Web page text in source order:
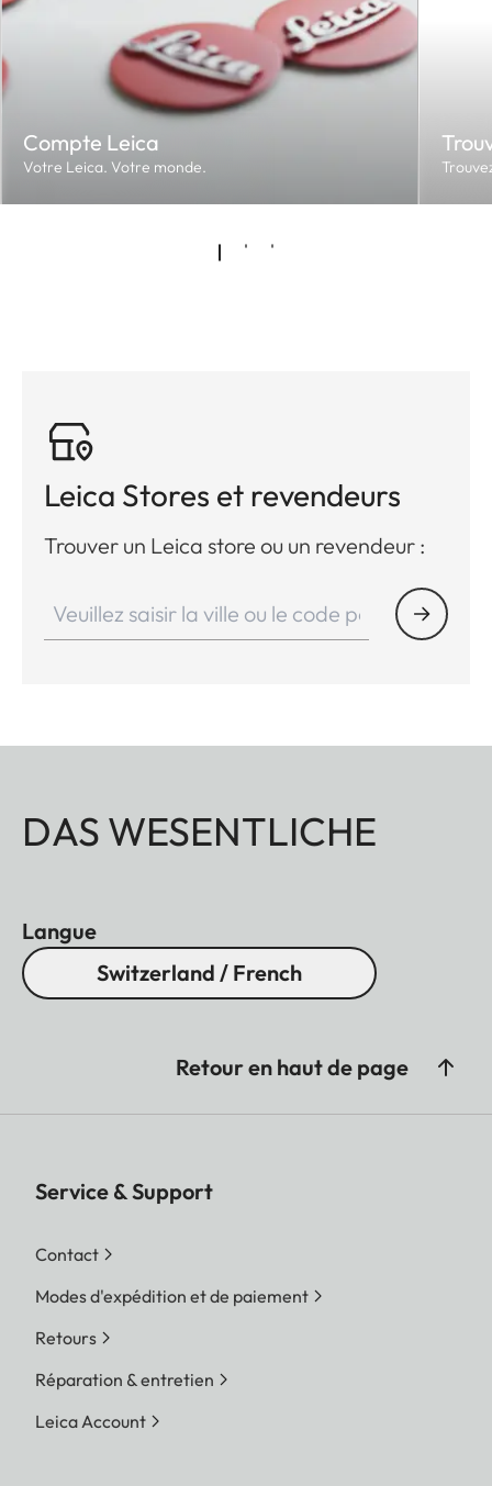
Compte Leica
Votre Leica. Votre monde.
Leica Stores et revendeurs
Trouver un Leica store ou un revendeur :
DAS WESENTLICHE
Langue
Switzerland / French
Retour en haut de page
Service & Support
Contact
Modes d'expédition et de paiement
Retours
Réparation & entretien
Leica Account